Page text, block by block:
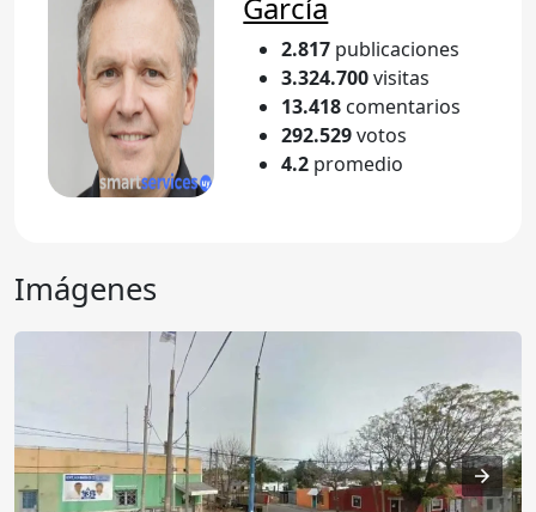
2.817 publicaciones
3.324.700visitas
13.418 comentarios
292.529votos
4.2 promedio
Imágenes